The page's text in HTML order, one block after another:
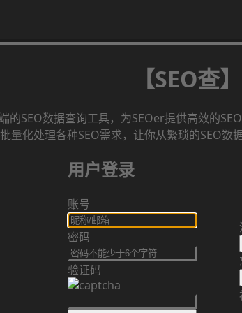
【SEO查】
的SEO数据查询工具，为SEOer提供高效的
量化处理各种SEO需求，让你从繁琐的SEO
用户登录
账号
密码
验证码